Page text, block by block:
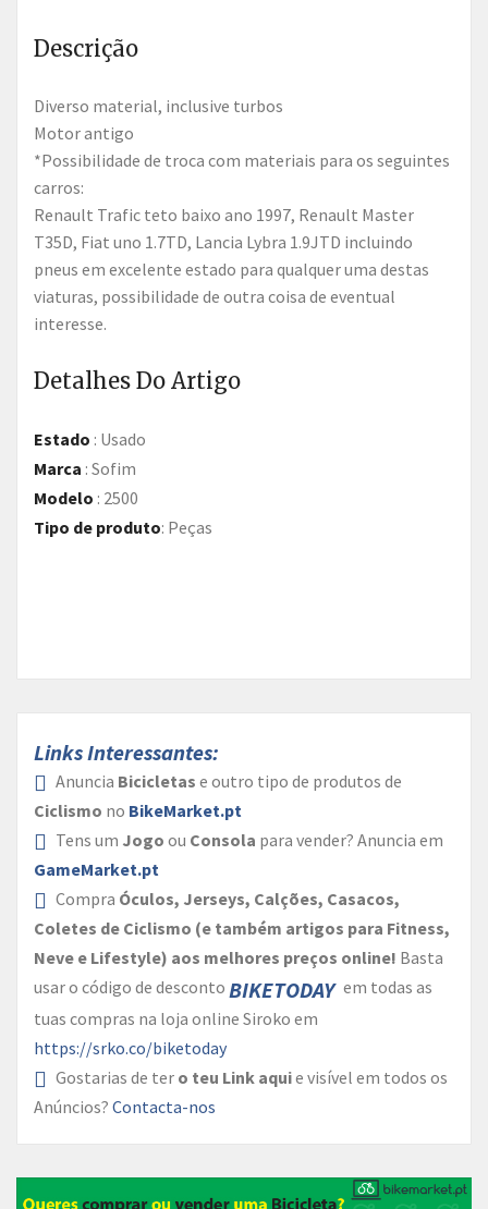
Descrição
Diverso material, inclusive turbos
Motor antigo
*Possibilidade de troca com materiais para os seguintes
carros:
Renault Trafic teto baixo ano 1997, Renault Master
T35D, Fiat uno 1.7TD, Lancia Lybra 1.9JTD incluindo
pneus em excelente estado para qualquer uma destas
viaturas, possibilidade de outra coisa de eventual
interesse.
Detalhes Do Artigo
Estado : Usado
Marca : Sofim
Modelo : 2500
Tipo de produto: Peças
Links Interessantes:
Anuncia Bicicletas e outro tipo de produtos de
Ciclismo no BikeMarket.pt
Tens um Jogo ou Consola para vender? Anuncia em
GameMarket.pt
Compra Óculos, Jerseys, Calções, Casacos,
Coletes de Ciclismo (e também artigos para Fitness,
Neve e Lifestyle) aos melhores preços online! Basta
usar o código de desconto BIKETODAY em todas as
tuas compras na loja online Siroko em
https://srko.co/biketoday
Gostarias de ter o teu Link aquie visível em todos os
Anúncios? Contacta-nos